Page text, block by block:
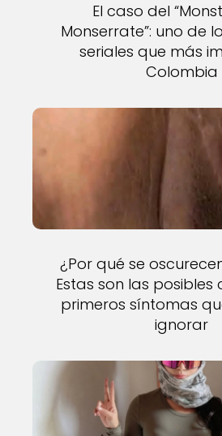
El caso del
Monserrate”: uno de
seriales que más
Colombia
¿Por qué se
Estas son las posibles
primeros síntomas
ignorar